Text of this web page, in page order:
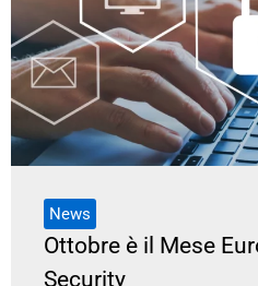
News
Ottobre è il Mese
Security